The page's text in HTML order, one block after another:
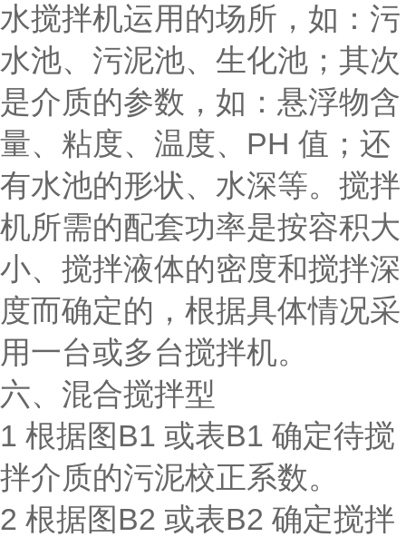
水搅拌机运用的场所，如：污
水池、污泥池、生化池；其次
是介质的参数，如：悬浮物含
量、粘度、温度、PH 值；还
有水池的形状、水深等。搅拌
机所需的配套功率是按容积大
小、搅拌液体的密度和搅拌深
度而确定的，根据具体情况采
用一台或多台搅拌机。
六、混合搅拌型
1 根据图B1 或表B1 确定待搅
拌介质的污泥校正系数。
2 根据图B2 或表B2 确定搅拌